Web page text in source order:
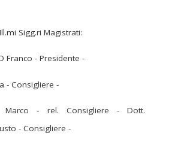
Sigg.ri Magistrati:
Franco - Presidente -
- Consigliere -
Marco - rel. Consigliere - Dott.
- Consigliere -